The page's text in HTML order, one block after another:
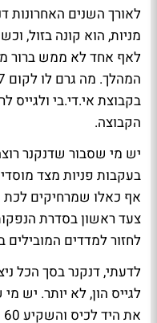
לאורך השנים האחרונות
מניות, הוא קונה בזול,
לאף אחד לא ממש ברור
בקבוצת אי.די.בי
הקבוצה.
יש מי שסבור שדנקנר
בעקבות פניות מצד
אף כאלו שמרחיקים לכת
צעד ראשון בסדרת
לחזור למדדים המובילים
לדעתי, דנקנר בסך הכל
לגייס הון, לא יותר. יש